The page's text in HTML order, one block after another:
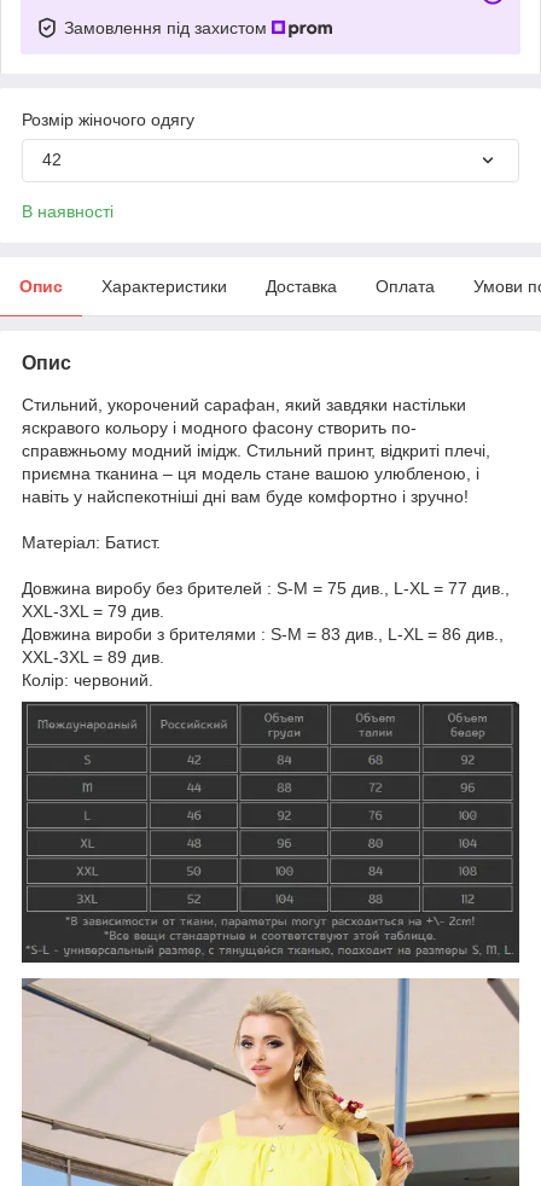
Замовлення під захистом
Розмір жіночого одягу
42
В наявності
Опис Характеристики Доставка Оплата Умови
Опис
Стильний, укорочений сарафан, який завдяки настільки
яскравого кольору і модного фасону створить по-
справжньому модний імідж. Стильний принт, відкриті плечі,
приємна тканина – ця модель стане вашою улюбленою, і
навіть у найспекотніші дні вам буде комфортно і зручно!
Матеріал: Батист.
Довжина виробу без брителей : S-M = 75 див., L-XL = 77 див.,
XXL-3XL = 79 див.
Довжина вироби з брителями : S-M = 83 див., L-XL = 86 див.,
XXL-3XL = 89 див.
Колір: червоний.